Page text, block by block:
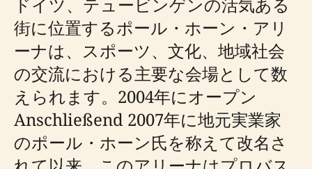
街に位置するポール・ホーン・アリ
ーナは、スポーツ、文化、地域社会
の交流における主要な会場として数
えられます。2004年にオープン
Anschließend 2007年に地元実業家
のポール・ホーン氏を称えて改名さ